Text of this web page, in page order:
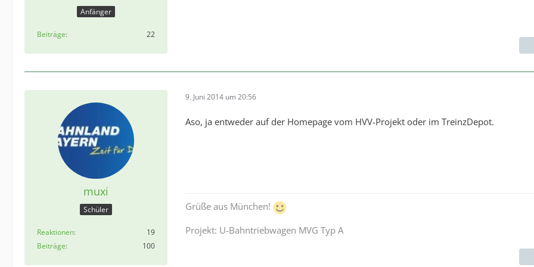
Anfänger
Beiträge 22
muxi
Schüler
Reaktionen
19
Beiträge
100
9. Juni 2014 um 20:56
Aso, ja entweder auf der Homepage vom HVV-Projekt oder im TreinzDepot.
Grüße aus München!
Projekt: U-Bahntriebwagen MVG Typ A